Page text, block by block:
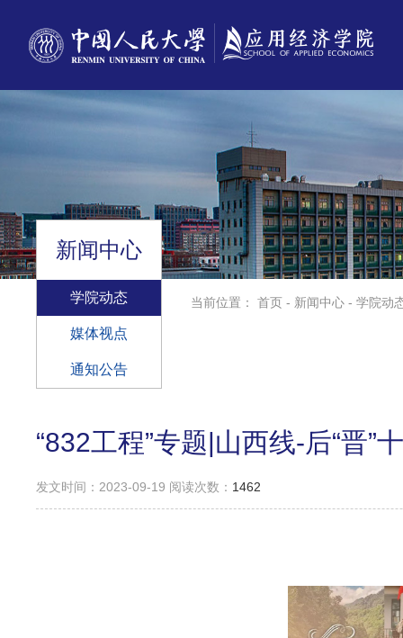
新闻中心
学院动态
媒体视点
通知公告
当前位置：首页 - 新闻中心 -学院动
“832工程”专题|山西线-后“晋”
发文时间：2023-09-19 阅读次数： 1462